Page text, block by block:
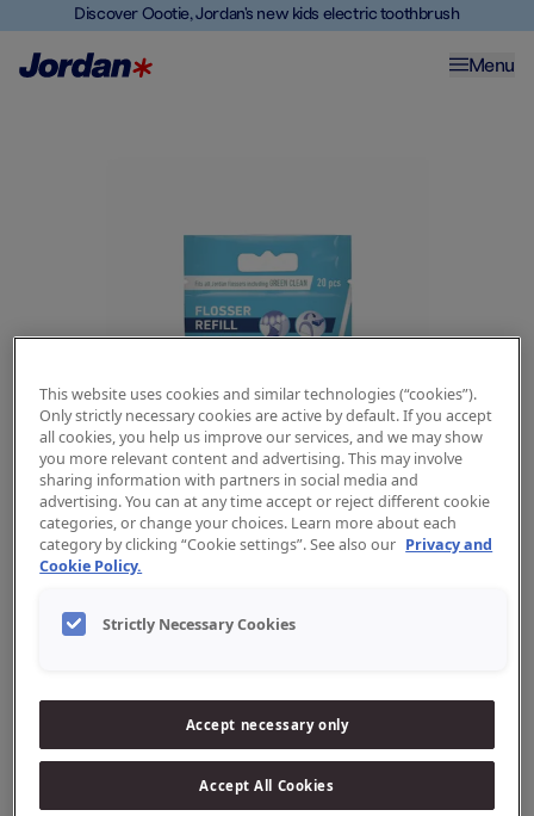
Discover Oootie, Jordan's new kids electric toothbrush
Menu
De flosskop is eenvoudig te vervangen met een navulling.
Easy Clean Refill is een losse flosskop die je gemakkelijk op
zo eenvoudig!
This website uses cookies and similar technologies (“cookies”).
Only strictly necessary cookies are active by default. If you accept
all cookies, you help us improve our services, and we may show
you more relevant content and advertising. This may involve
sharing information with partners in social media and
advertising. You can at any time accept or reject different cookie
categories, or change your choices. Learn more about each
category by clicking “Cookie settings”. See also our Privacy and
Cookie Policy.
Strictly Necessary Cookies
Accept necessary only
Accept All Cookies